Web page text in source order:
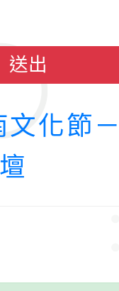
送出
化節